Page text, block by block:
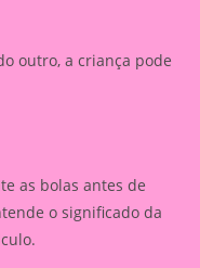
outro, a criança pode
as bolas antes de
o significado da